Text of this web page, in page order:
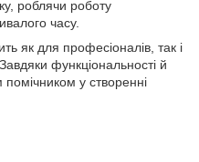
роблячи роботу
часу.
як для професіоналів, так і
функціональності й
помічником у створенні